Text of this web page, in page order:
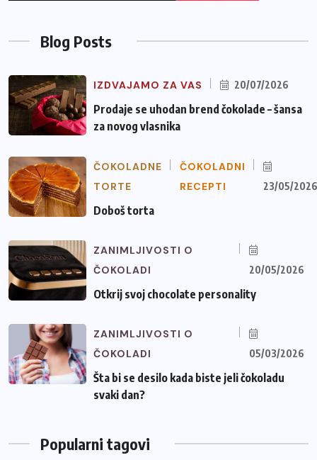
Blog Posts
IZDVAJAMO ZA VAS 20/07/2026
Prodaje se uhodan brend čokolade – šansa
za novog vlasnika
ČOKOLADNE
TORTE
ČOKOLADNI
RECEPTI
23/05/2026
Doboš torta
ZANIMLJIVOSTI O
ČOKOLADI
20/05/2026
Otkrij svoj chocolate personality
ZANIMLJIVOSTI O
ČOKOLADI
05/03/2026
Šta bi se desilo kada biste jeli čokoladu
svaki dan?
Popularni tagovi